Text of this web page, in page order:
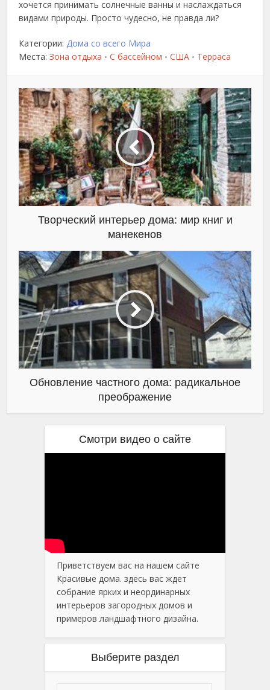
хочется принимать солнечные ванны и наслаждаться
видами природы. Просто чудесно, не правда ли?
Категории: Дома со всего Мира
Места:Зона отдыха • С бассейном • США • Терраса
Творческий интерьер дома: мир книг и
манекенов
Обновление частного дома: радикальное
преображение
Смотри видео о сайте
Приветствуем вас на нашем сайте
Красивые дома. здесь вас ждет
собрание ярких и неординарных
интерьеров загородных домов и
примеров ландшафтного дизайна.
Выберите раздел